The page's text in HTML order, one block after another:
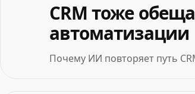
CRM тоже
автоматизации
Почему ИИ повторяет путь